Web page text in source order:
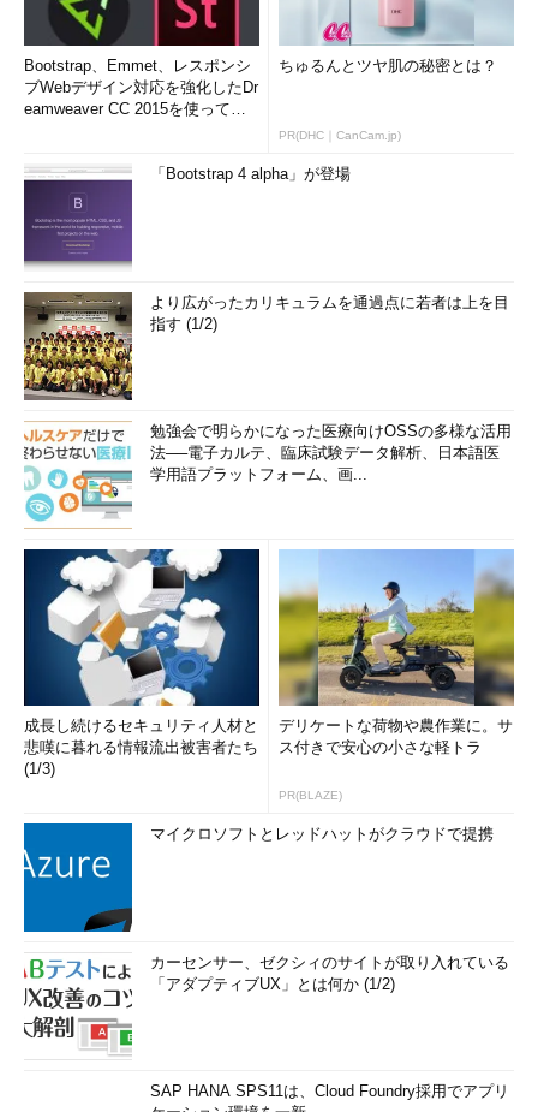
Bootstrap、Emmet、レスポンシ
ブWebデザイン対応を強化したDr
eamweaver CC 2015を使って
ちゅるんとツヤ肌の秘密とは？
PR(DHC｜CanCam.jp)
「Bootstrap 4 alpha」が登場
より広がったカリキュラムを通過点に若者は上を目
指す (1/2)
勉強会で明らかになった医療向けOSSの多様な活用
法──電子カルテ、臨床試験データ解析、日本語医
学用語プラットフォーム、画...
成長し続けるセキュリティ人材と
悲嘆に暮れる情報流出被害者たち
(1/3)
デリケートな荷物や農作業に。サ
ス付きで安心の小さな軽トラ
PR(BLAZE)
マイクロソフトとレッドハットがクラウドで提携
カーセンサー、ゼクシィのサイトが取り入れている
「アダプティブUX」とは何か (1/2)
SAP HANA SPS11は、Cloud Foundry採用でアプリ